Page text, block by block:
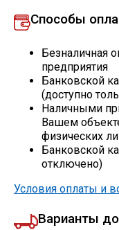
Способы
Безналичная
предприятия
Банковской
(доступно
Наличными
Вашем
физических
Банковской
отключено)
Условия оплаты и
Варианты